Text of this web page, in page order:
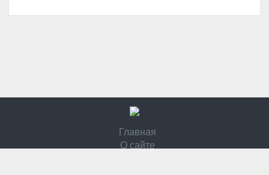
Главная
О сайте